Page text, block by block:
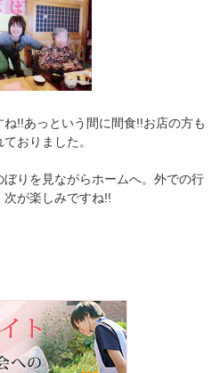
!!あっという間に間食!!お店の方も
おりました。
りを見ながらホームへ。外での行
が楽しみですね!!